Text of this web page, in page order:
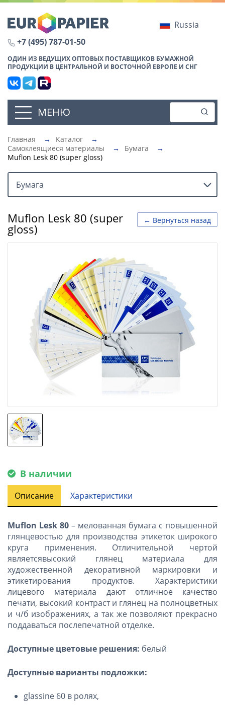
Russia
+7 (495) 787-01-50
ОДИН ИЗ ВЕДУЩИХ ОПТОВЫХ ПОСТАВЩИКОВ БУМАЖНОЙ
ПРОДУКЦИИ В ЦЕНТРАЛЬНОЙ И ВОСТОЧНОЙ ЕВРОПЕ И СНГ
МЕНЮ
Главная → Каталог
→
Самоклеящиеся материалы
→ Бумага
→
Muflon Lesk 80 (super gloss)
Бумага
← Вернуться назад
Muflon Lesk 80 (super
gloss)
В наличии
Описание Характеристики
Muflon Lesk 80 – мелованная бумага с повышенной
глянцевостью для производства этикеток широкого
круга применения. Отличительной чертой
являетсявысокий глянец материала для
художественной декоративной маркировки и
этикетирования продуктов. Характеристики
лицевого материала дают отличное качество
печати, высокий контраст и глянец на полноцветных
и ч/б изображениях, а так же позволяют прекрасно
поддаваться послепечатной отделке.
Доступные цветовые решения: белый
Доступные варианты подложки:
glassine 60 в ролях,